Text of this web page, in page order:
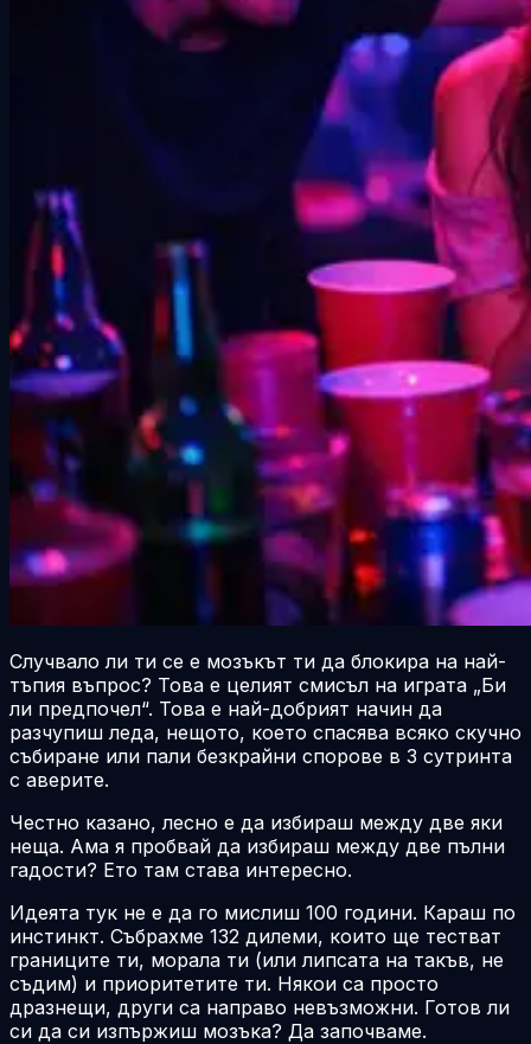
Случвало ли ти се е мозъкът ти да блокира на най-
тъпия въпрос? Това е целият смисъл на играта „Би
ли предпочел“. Това е най-добрият начин да
разчупиш леда, нещото, което спасява всяко скучно
събиране или пали безкрайни спорове в 3 сутринта
с аверите.
Честно казано, лесно е да избираш между две яки
неща. Ама я пробвай да избираш между две пълни
гадости? Ето там става интересно.
Идеята тук не е да го мислиш 100 години. Караш по
инстинкт. Събрахме 132 дилеми, които ще тестват
границите ти, морала ти (или липсата на такъв, не
съдим) и приоритетите ти. Някои са просто
дразнещи, други са направо невъзможни. Готов ли
си да си изпържиш мозъка? Да започваме.